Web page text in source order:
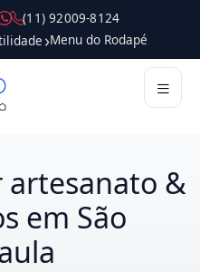
( 1 1 ) 9 2 0 0 9 - 8 1 2 4
Menu do Rodapé
artesanato &
em São